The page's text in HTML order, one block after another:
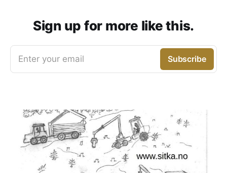
Sign up for more like this.
Enter your email Subscribe